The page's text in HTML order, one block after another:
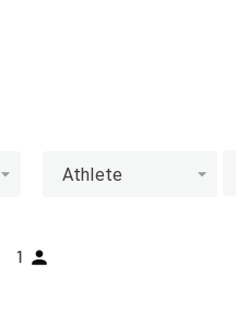
Athlete
1